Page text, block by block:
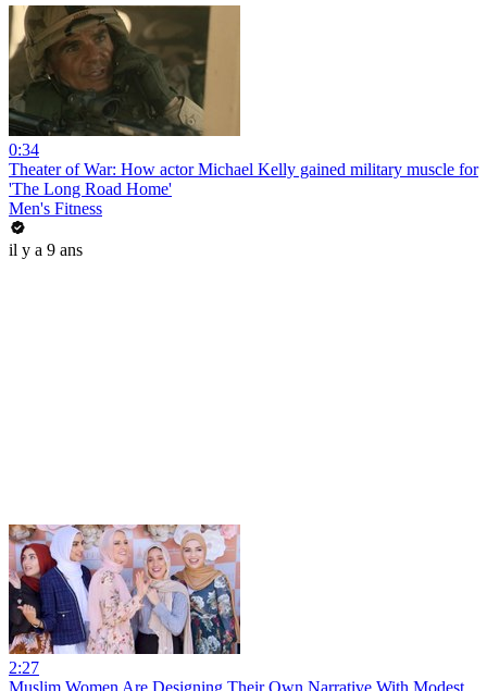
0:34
Theater of War: How actor Michael Kelly gained military muscle for
'The Long Road Home'
Men's Fitness
il y a 9 ans
2:27